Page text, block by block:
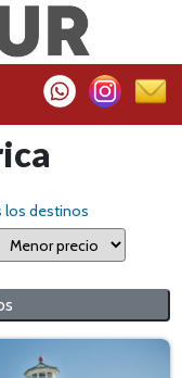
los destinos